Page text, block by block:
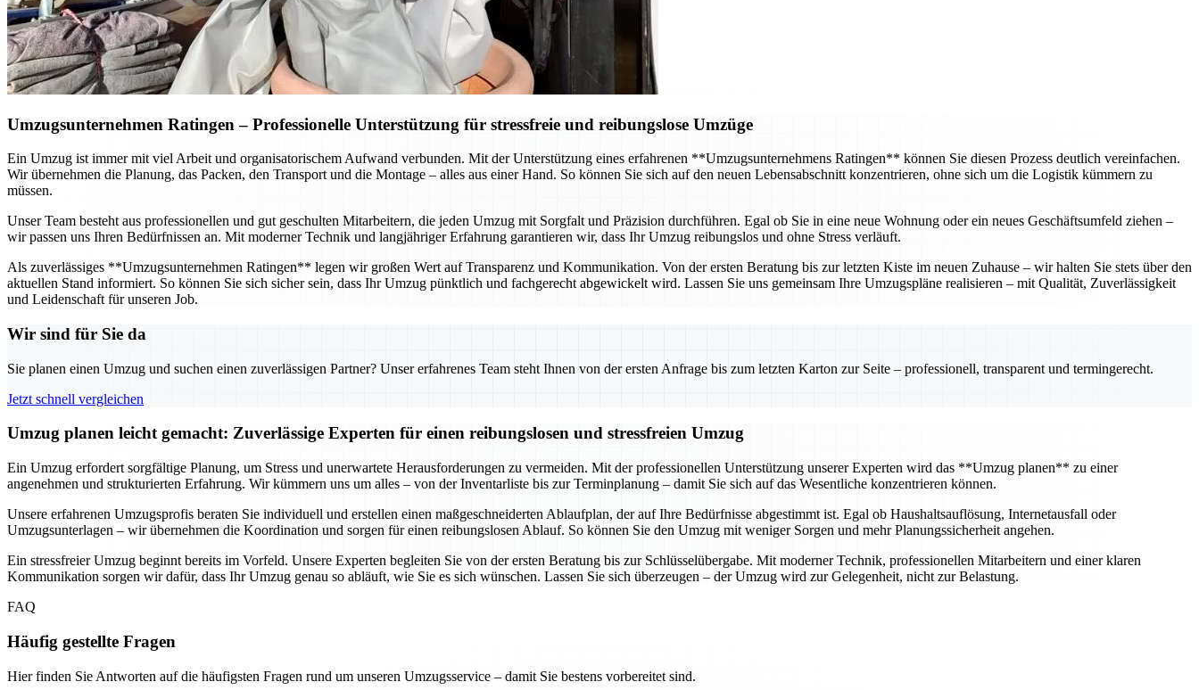
Umzugsunternehmen Ratingen – Professionelle Unterstützung für stressfreie und reibungslose Umzüge
Ein Umzug ist immer mit viel Arbeit und organisatorischem Aufwand verbunden. Mit der Unterstützung eines erfahrenen **Umzugsunternehmens Ratingen** können Sie diesen Prozess deutlich vereinfachen.
Wir übernehmen die Planung, das Packen, den Transport und die Montage – alles aus einer Hand. So können Sie sich auf den neuen Lebensabschnitt konzentrieren, ohne sich um die Logistik kümmern zu
müssen.
Unser Team besteht aus professionellen und gut geschulten Mitarbeitern, die jeden Umzug mit Sorgfalt und Präzision durchführen. Egal ob Sie in eine neue Wohnung oder ein neues Geschäftsumfeld ziehen –
wir passen uns Ihren Bedürfnissen an. Mit moderner Technik und langjähriger Erfahrung garantieren wir, dass Ihr Umzug reibungslos und ohne Stress verläuft.
Als zuverlässiges **Umzugsunternehmen Ratingen** legen wir großen Wert auf Transparenz und Kommunikation. Von der ersten Beratung bis zur letzten Kiste im neuen Zuhause – wir halten Sie stets über den
aktuellen Stand informiert. So können Sie sich sicher sein, dass Ihr Umzug pünktlich und fachgerecht abgewickelt wird. Lassen Sie uns gemeinsam Ihre Umzugspläne realisieren – mit Qualität, Zuverlässigkeit
und Leidenschaft für unseren Job.
Wir sind für Sie da
Sie planen einen Umzug und suchen einen zuverlässigen Partner? Unser erfahrenes Team steht Ihnen von der ersten Anfrage bis zum letzten Karton zur Seite – professionell, transparent und termingerecht.
Jetzt schnell vergleichen
Umzug planen leicht gemacht: Zuverlässige Experten für einen reibungslosen und stressfreien Umzug
Ein Umzug erfordert sorgfältige Planung, um Stress und unerwartete Herausforderungen zu vermeiden. Mit der professionellen Unterstützung unserer Experten wird das **Umzug planen** zu einer
angenehmen und strukturierten Erfahrung. Wir kümmern uns um alles – von der Inventarliste bis zur Terminplanung – damit Sie sich auf das Wesentliche konzentrieren können.
Unsere erfahrenen Umzugsprofis beraten Sie individuell und erstellen einen maßgeschneiderten Ablaufplan, der auf Ihre Bedürfnisse abgestimmt ist. Egal ob Haushaltsauflösung, Internetausfall oder
Umzugsunterlagen – wir übernehmen die Koordination und sorgen für einen reibungslosen Ablauf. So können Sie den Umzug mit weniger Sorgen und mehr Planungssicherheit angehen.
Ein stressfreier Umzug beginnt bereits im Vorfeld. Unsere Experten begleiten Sie von der ersten Beratung bis zur Schlüsselübergabe. Mit moderner Technik, professionellen Mitarbeitern und einer klaren
Kommunikation sorgen wir dafür, dass Ihr Umzug genau so abläuft, wie Sie es sich wünschen. Lassen Sie sich überzeugen – der Umzug wird zur Gelegenheit, nicht zur Belastung.
FAQ
Häufig gestellte Fragen
Hier finden Sie Antworten auf die häufigsten Fragen rund um unseren Umzugsservice – damit Sie bestens vorbereitet sind.